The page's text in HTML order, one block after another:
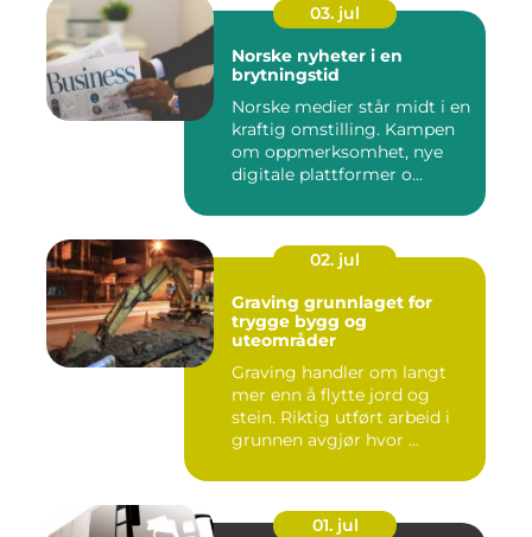
03. jul
Norske nyheter i en
brytningstid
Norske medier står midt i en
kraftig omstilling. Kampen
om oppmerksomhet, nye
digitale plattformer o...
02. jul
Graving grunnlaget for
trygge bygg og
uteområder
Graving handler om langt
mer enn å flytte jord og
stein. Riktig utført arbeid i
grunnen avgjør hvor ...
01. jul